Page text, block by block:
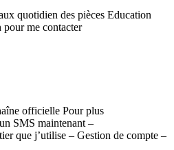
quotidien des pièces Education
me contacter
officielle Pour plus
SMS maintenant –
que j’utilise – Gestion de compte –